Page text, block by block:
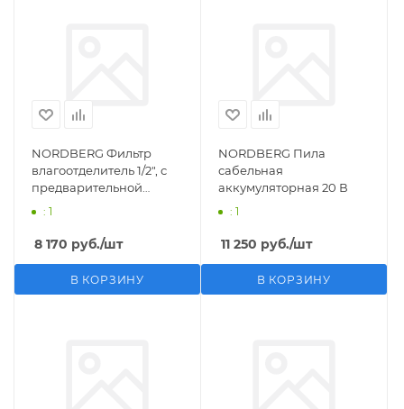
NORDBERG Фильтр
влагоотделитель 1/2", с
предварительной
фильтрацией
: 1
8 170 руб./шт
В КОРЗИНУ
NORDBERG Пила
сабельная
аккумуляторная 20 В
: 1
11 250 руб./шт
В КОРЗИНУ